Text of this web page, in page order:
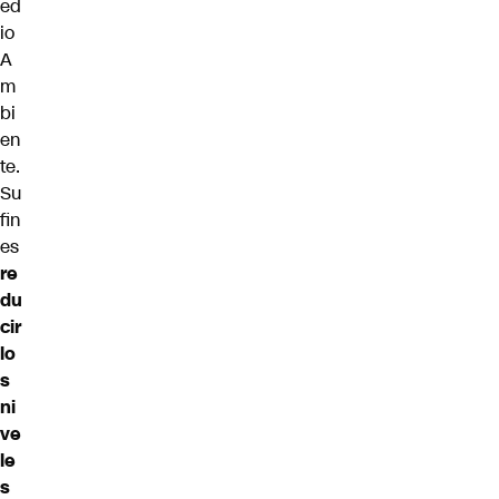
ed
io
A
m
bi
en
te.
Su
fin
es
re
du
cir
lo
s
ni
ve
le
s